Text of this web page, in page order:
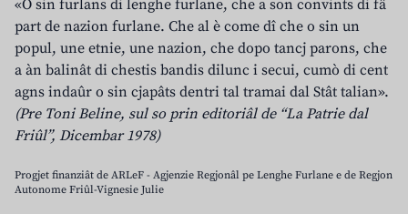
«O sin furlans di lenghe furlane, che a son convints di fâ
part de nazion furlane. Che al è come dî che o sin un
popul, une etnie, une nazion, che dopo tancj parons, che
a àn balinât di chestis bandis dilunc i secui, cumò di cent
agns indaûr o sin cjapâts dentri tal tramai dal Stât talian».
(Pre Toni Beline, sul so prin editoriâl de “La Patrie dal
Friûl”, Dicembar 1978)
Progjet finanziât de ARLeF - Agjenzie Regjonâl pe Lenghe Furlane e de Regjon
Autonome Friûl-Vignesie Julie